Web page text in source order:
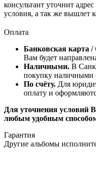
консультант уточнит
условия, а так же вышлет
Оплата
Банковская карта /
Вам будет
Наличными. В
покупку наличными
По счёту. Для
оплату и
Для уточнения условий
любым удобным
Гарантия
Другие альбомы